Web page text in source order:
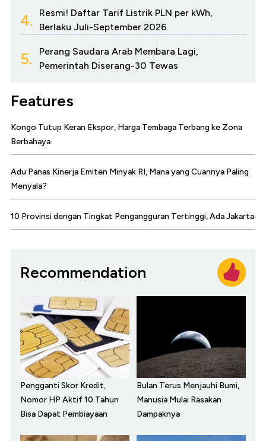
4.
Resmi! Daftar Tarif Listrik PLN per kWh,
Berlaku Juli-September 2026
5.
Perang Saudara Arab Membara Lagi,
Pemerintah Diserang-30 Tewas
Features
Kongo Tutup Keran Ekspor, Harga Tembaga Terbang ke Zona
Berbahaya
Adu Panas Kinerja Emiten Minyak RI, Mana yang Cuannya Paling
Menyala?
10 Provinsi dengan Tingkat Pengangguran Tertinggi, Ada Jakarta
Recommendation
Pengganti Skor Kredit,
Nomor HP Aktif 10 Tahun
Bisa Dapat Pembiayaan
Bulan Terus Menjauhi Bumi,
Manusia Mulai Rasakan
Dampaknya